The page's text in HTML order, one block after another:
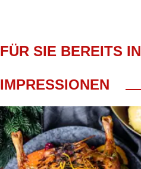
FÜR SIE BEREITS
inkl. Martinsbrunch ab ca.
IMPRESSIONEN